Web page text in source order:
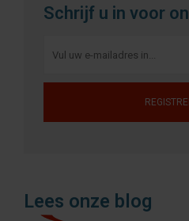
Schrijf u in voor
Lees onze blog